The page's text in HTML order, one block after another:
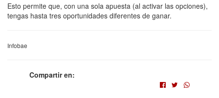
Esto permite que, con una sola apuesta (al activar las opciones),
tengas hasta tres oportunidades diferentes de ganar.
Infobae
Compartir en: